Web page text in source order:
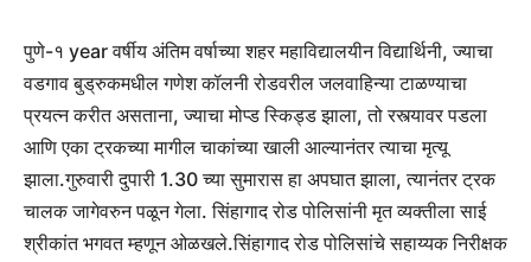
पुणे-१ year वर्षीय अंतिम वर्षाच्या शहर महाविद्यालयीन विद्यार्थिनी, ज्याचा
वडगाव बुड्रुकमधील गणेश कॉलनी रोडवरील जलवाहिन्या टाळण्याचा
प्रयत्न करीत असताना, ज्याचा मोप्ड स्किड्ड झाला, तो रस्त्यावर पडला
आणि एका ट्रकच्या मागील चाकांच्या खाली आल्यानंतर त्याचा मृत्यू
झाला.गुरुवारी दुपारी 1.30 च्या सुमारास हा अपघात झाला, त्यानंतर ट्रक
चालक जागेवरुन पळून गेला. सिंहागाद रोड पोलिसांनी मृत व्यक्तीला साई
श्रीकांत भगवत म्हणून ओळखले.सिंहागाद रोड पोलिसांचे सहाय्यक निरीक्षक